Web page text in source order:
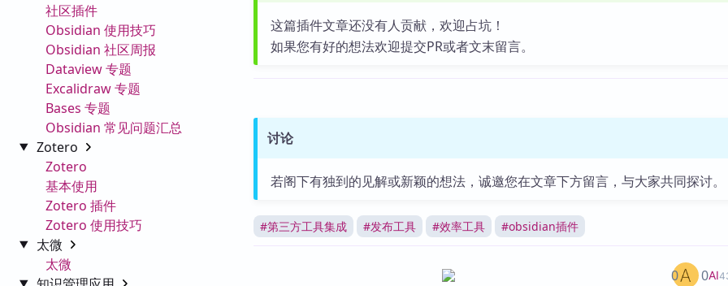
社区插件
Obsidian 使用技巧
Obsidian 社区周报
Dataview 专题
Excalidraw 专题
Bases 专题
Obsidian 常见问题汇总
Zotero
Zotero
基本使用
Zotero 插件
Zotero 使用技巧
太微
太微
这篇插件文章还没有人贡献，欢迎占坑！
如果您有好的想法欢迎提交PR或者文末留言。
讨论
若阁下有独到的见解或新颖的想法，诚邀您在文章下方留言，与大家共同探讨。
#第三方工具集成 #发布工具 #效率工具 #obsidian插件
AI
0 0